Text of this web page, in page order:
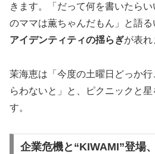
きます。「だって何を書いたら
のママは薫ちゃんだもん」と語る
アイデンティティの揺らぎが表れ
茉海恵は「今度の土曜日どっか
らわないと」と、ピクニックと
す。
企業危機と“KIWAMI”登場